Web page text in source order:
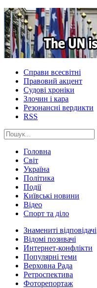
Справи всесвітні
Правовий акцент
Судові хроніки
Злочин і кара
Резонансні вердикти
RSS
Головна
Світ
Україна
Політика
Події
Київські новини
Відео
Спорт та діло
Знамениті відповідачі
Відомі позивачі
Интернет-конфлікти
Популярні теми
Верховна Рада
Ретроспектива
Фоторепортаж